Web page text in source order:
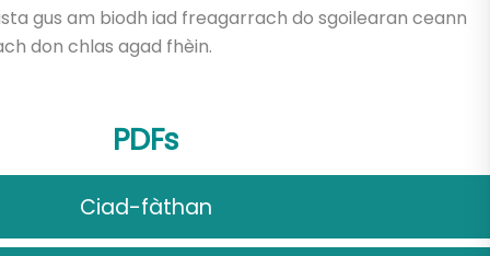
gus am biodh iad freagarrach do sgoilearan ceann
don chlas agad fhèin.
PDFs
Ciad-fàthan